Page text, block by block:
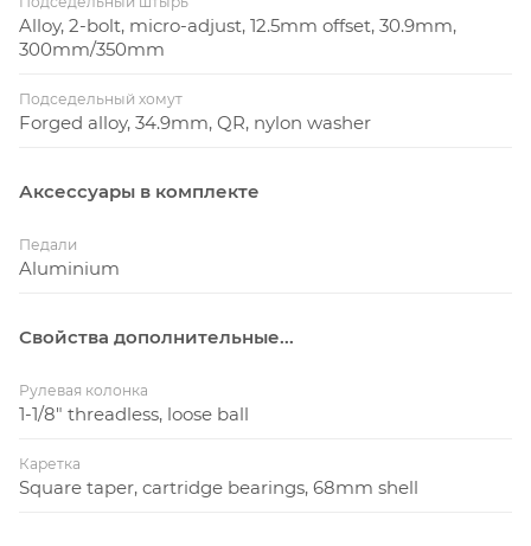
Alloy, 2-bolt, micro-adjust, 12.5mm offset, 30.9mm,
300mm/350mm
Подседельный хомут
Forged alloy, 34.9mm, QR, nylon washer
Аксессуары в комплекте
Педали
Aluminium
Свойства дополнительные...
Рулевая колонка
1-1/8" threadless, loose ball
Каретка
Square taper, cartridge bearings, 68mm shell